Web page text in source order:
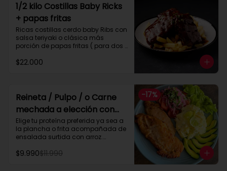
1/2 kilo Costillas Baby Ricks
+ papas fritas
Ricas costillas cerdo baby Ribs con
salsa teriyaki o clásica más
porción de papas fritas ( para dos
$22.000
-17%
Reineta / Pulpo / o Carne
mechada a elección con
ensalada surtida y arroz
Elige tu proteína preferida ya sea a
la plancha o frita acompañada de
ensalada surtida con arroz.
_ Reineta frita o plancha
$9.990$11.990